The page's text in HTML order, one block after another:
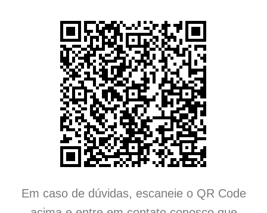
Em caso de dúvidas, escaneie o QR Code